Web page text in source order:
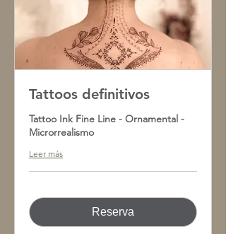
Tattoos definitivos
Tattoo Ink Fine Line - Ornamental -
Microrrealismo
Leer más
Reserva